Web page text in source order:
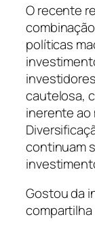
O recente
políticas
cautelosa,
inerente ao
continuam
Gostou da